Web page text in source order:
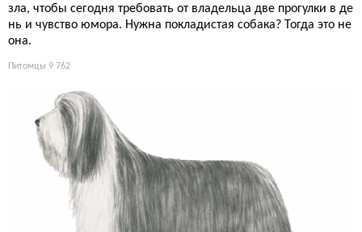
зла, чтобы сегодня требовать от владельца две прогулки в де
нь и чувство юмора. Нужна покладистая собака? Тогда это не
она.
Питомцы 9 762